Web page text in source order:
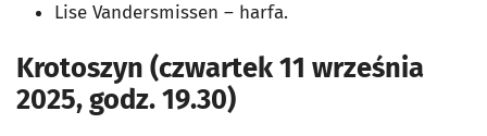
Lise Vandersmissen – harfa.
Krotoszyn (czwartek 11 września
2025, godz. 19.30)